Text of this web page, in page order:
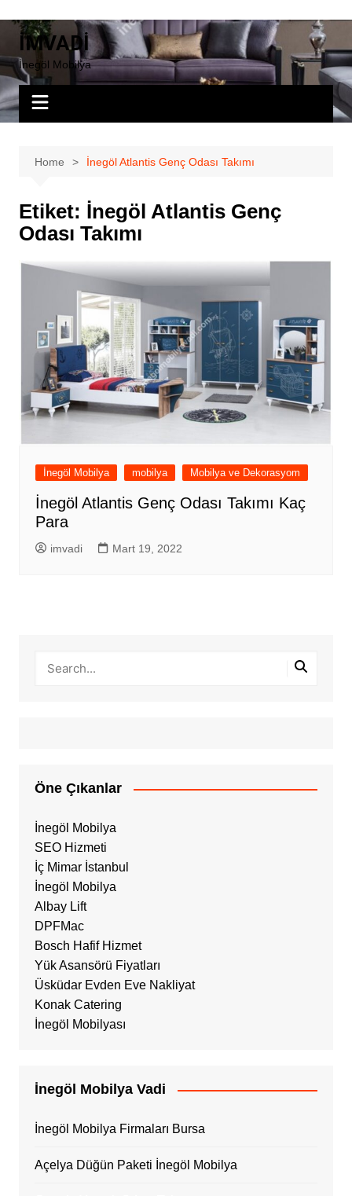
contentİMVADİ
İnegöl Mobilya
Home İnegöl Atlantis Genç Odası Takımı
Etiket: İnegöl Atlantis Genç
Odası Takımı
İnegöl Mobilya mobilya Mobilya ve Dekorasyom
İnegöl Atlantis Genç Odası Takımı Kaç
Para
imvadi Mart 19, 2022
Öne Çıkanlar
İnegöl Mobilya
SEO Hizmeti
İç Mimar İstanbul
İnegöl Mobilya
Albay Lift
DPFMac
Bosch Hafif Hizmet
Yük Asansörü Fiyatları
Üsküdar Evden Eve Nakliyat
Konak Catering
İnegöl Mobilyası
İnegöl Mobilya Vadi
İnegöl Mobilya Firmaları Bursa
Açelya Düğün Paketi İnegöl Mobilya